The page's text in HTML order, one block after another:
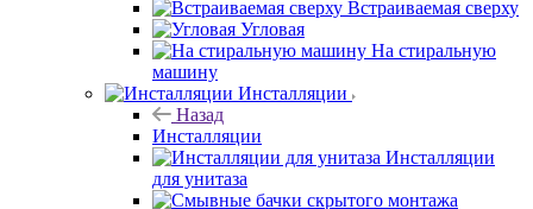
Встраиваемая сверху
Угловая
На стиральную
машину
Инсталляции
Назад
Инсталляции
Инсталляции
для унитаза